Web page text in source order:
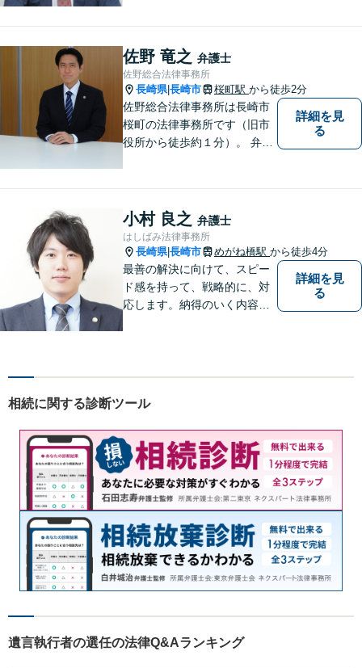
い、解決まで二人三脚でサポ
ートします。◆近隣駐車場あ
り
佐野 竜之 弁護士
佐野総合法律事務所
長崎県|長崎市 桜町駅 から徒歩2分
佐野総合法律事務所は長崎市
桜町の法律事務所です（旧市
役所から徒歩約１分）。 弁護
法テラスを利用しての無料相
談がご利用いただけます。 費
用の点も含めて、ご相談くだ
さい。
詳細を見
る
小村 良之 弁護士
はしばみ法律事務所
長崎県|長崎市 めがね橋駅 から徒歩4分
最善の解決に向けて、スピー
ド感を持って、戦略的に、対
応します。納得のいく内容と
詳細を見
る
相続に関する診断ツール
遺言執行者の選任の法律Q&Aランキング